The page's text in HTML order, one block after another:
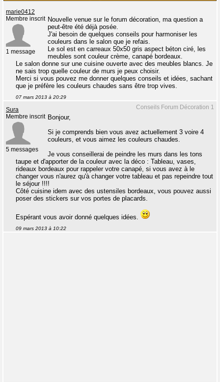
marie0412
Membre inscrit
1 message
Nouvelle venue sur le forum décoration, ma question a
peut-être été déjà posée.
J'ai besoin de quelques conseils pour harmoniser les
couleurs dans le salon que je refais.
Le sol est en carreaux 50x50 gris aspect béton ciré, les
meubles sont couleur crème, canapé bordeaux.
Le salon donne sur une cuisine ouverte avec des meubles blancs. Je
ne sais trop quelle couleur de murs je peux choisir.
Merci si vous pouvez me donner quelques conseils et idées, sachant
que je préfère les couleurs chaudes sans être trop vives.
07 mars 2013 à 20:29
Conseils Forum Décoration 1
Sura
Membre inscrit
5 messages
Bonjour,
Si je comprends bien vous avez actuellement 3 voire 4
couleurs, et vous aimez les couleurs chaudes.
Je vous conseillerai de peindre les murs dans les tons
taupe et d'apporter de la couleur avec la déco : Tableau, vases,
rideaux bordeaux pour rappeler votre canapé, si vous avez à le
changer vous n'aurez qu'à changer votre tableau et pas repeindre tout
le séjour !!!!
Côté cuisine idem avec des ustensiles bordeaux, vous pouvez aussi
poser des stickers sur vos portes de placards.
Espérant vous avoir donné quelques idées.
09 mars 2013 à 10:22